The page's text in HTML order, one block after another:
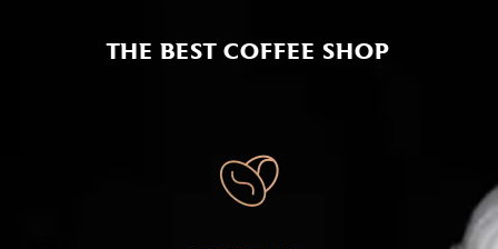
THE BEST COFFEE SHOP